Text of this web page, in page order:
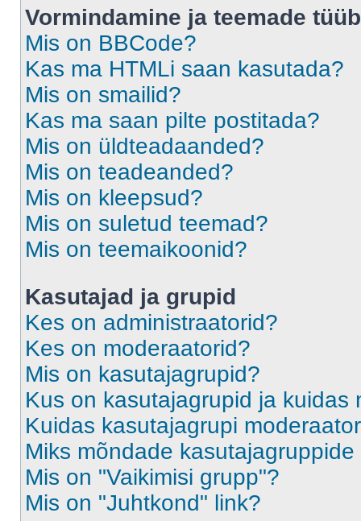
Vormindamine ja teemade
Mis on BBCode?
Kas ma HTMLi saan kasutada?
Mis on smailid?
Kas ma saan pilte postitada?
Mis on üldteadaanded?
Mis on teadeanded?
Mis on kleepsud?
Mis on suletud teemad?
Mis on teemaikoonid?
Kasutajad ja grupid
Kes on administraatorid?
Kes on moderaatorid?
Mis on kasutajagrupid?
Kus on kasutajagrupid ja kuidas
Kuidas kasutajagrupi
Miks mõndade
Mis on "Vaikimisi grupp"?
Mis on "Juhtkond" link?